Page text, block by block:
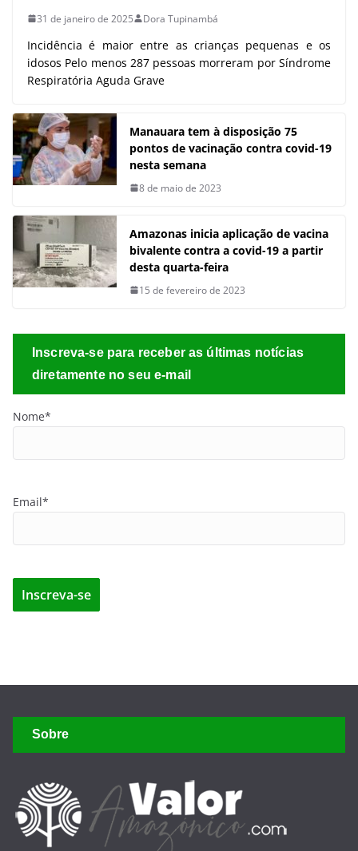
31 de janeiro de 2025 Dora Tupinambá
Incidência é maior entre as crianças pequenas e os
idosos Pelo menos 287 pessoas morreram por Síndrome
Respiratória Aguda Grave
Manauara tem à disposição 75
pontos de vacinação contra covid-19
nesta semana
8 de maio de 2023
Amazonas inicia aplicação de vacina
bivalente contra a covid-19 a partir
desta quarta-feira
15 de fevereiro de 2023
Inscreva-se para receber as últimas notícias
diretamente no seu e-mail
Nome*
Email*
Sobre